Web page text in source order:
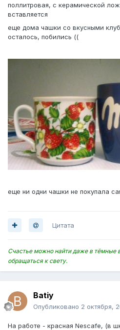
поллитровая, с керамической
вставляется
еще дома чашки со вкусными
осталось, побились ((
еще ни одни чашки не покупала
Цитата
Счастье можно найти даже в тёмные
обращаться к свету.
Batiy
Опубликовано 2 октября,
На работе - красная Nescafe, (в